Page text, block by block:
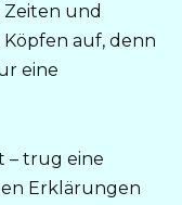
Zeiten und
auf, denn
eine
– trug eine
Erklärungen